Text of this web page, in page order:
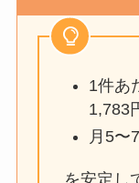
1件あ
1,783
月5〜